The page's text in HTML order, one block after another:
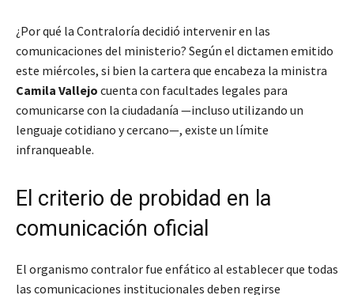
¿Por qué la Contraloría decidió intervenir en las
comunicaciones del ministerio? Según el dictamen emitido
este miércoles, si bien la cartera que encabeza la ministra
Camila Vallejo cuenta con facultades legales para
comunicarse con la ciudadanía —incluso utilizando un
lenguaje cotidiano y cercano—, existe un límite
infranqueable.
El criterio de probidad en la
comunicación oficial
El organismo contralor fue enfático al establecer que todas
las comunicaciones institucionales deben regirse